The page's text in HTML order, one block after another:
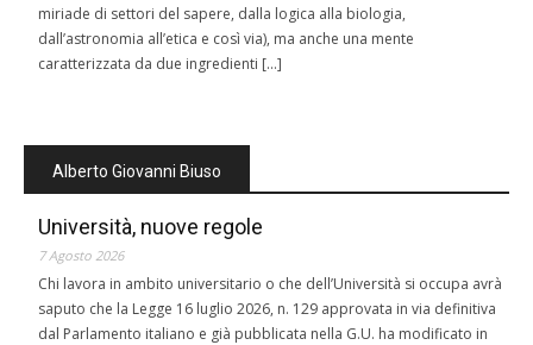
miriade di settori del sapere, dalla logica alla biologia,
dall’astronomia all’etica e così via), ma anche una mente
caratterizzata da due ingredienti […]
Alberto Giovanni Biuso
Università, nuove regole
7 Agosto 2026
Chi lavora in ambito universitario o che dell’Università si occupa avrà
saputo che la Legge 16 luglio 2026, n. 129 approvata in via definitiva
dal Parlamento italiano e già pubblicata nella G.U. ha modificato in